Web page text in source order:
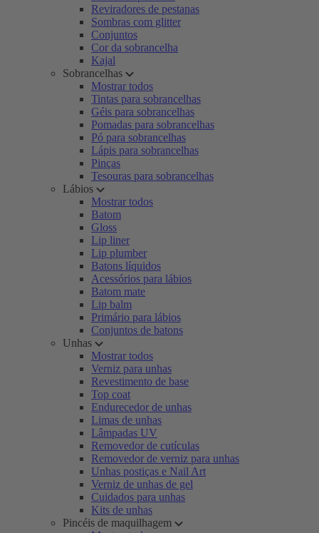
Reviradores de pestanas
Sombras com glitter
Conjuntos
Cor da sobrancelha
Kajal
Sobrancelhas
Mostrar todos
Tintas para sobrancelhas
Géis para sobrancelhas
Pomadas para sobrancelhas
Pó para sobrancelhas
Lápis para sobrancelhas
Pinças
Tesouras para sobrancelhas
Lábios
Mostrar todos
Batom
Gloss
Lip liner
Lip plumber
Batons líquidos
Acessórios para lábios
Batom mate
Lip balm
Primário para lábios
Conjuntos de batons
Unhas
Mostrar todos
Verniz para unhas
Revestimento de base
Top coat
Endurecedor de unhas
Limas de unhas
Lâmpadas UV
Removedor de cutículas
Removedor de verniz para unhas
Unhas postiças e Nail Art
Verniz de unhas de gel
Cuidados para unhas
Kits de unhas
Pincéis de maquilhagem